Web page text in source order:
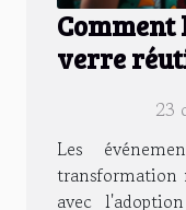
Comment
verre
23
Les
transformation
avec